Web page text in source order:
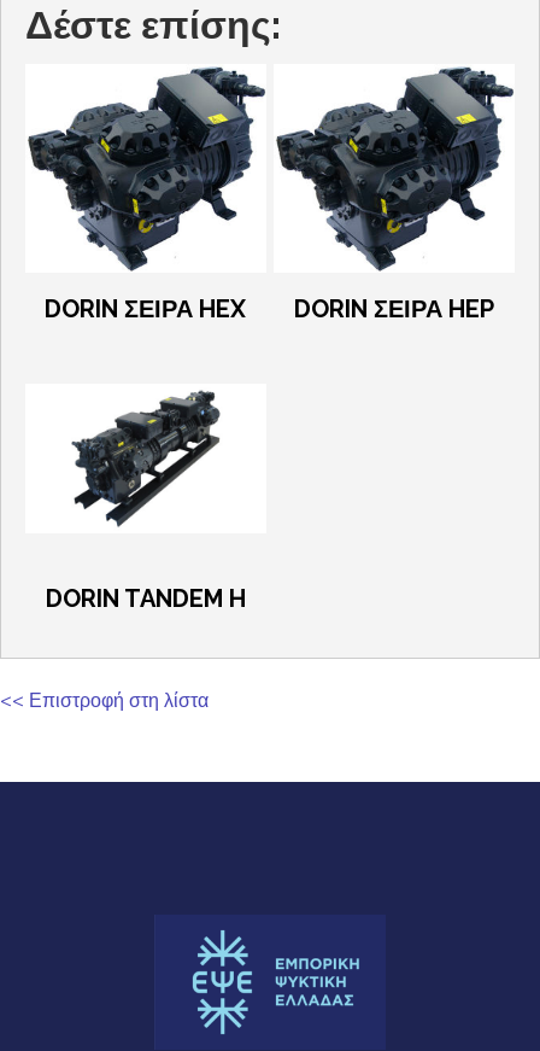
Δέστε επίσης:
DORIN ΣΕΙΡΑ HEX DORIN ΣΕΙΡΑ HEP
DORIN TANDEM H
<< Επιστροφή στη λίστα